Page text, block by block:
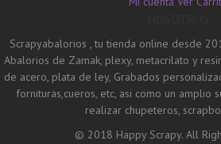
Scrapyabalorios , tu tienda online desde
Abalorios de Zamak, plexy, metacrilato y
de acero, plata de ley, Grabados
fornituras,cueros, etc, asi como un amplio
realizar chupeteros,
© 2018 Happy Scrapy. All